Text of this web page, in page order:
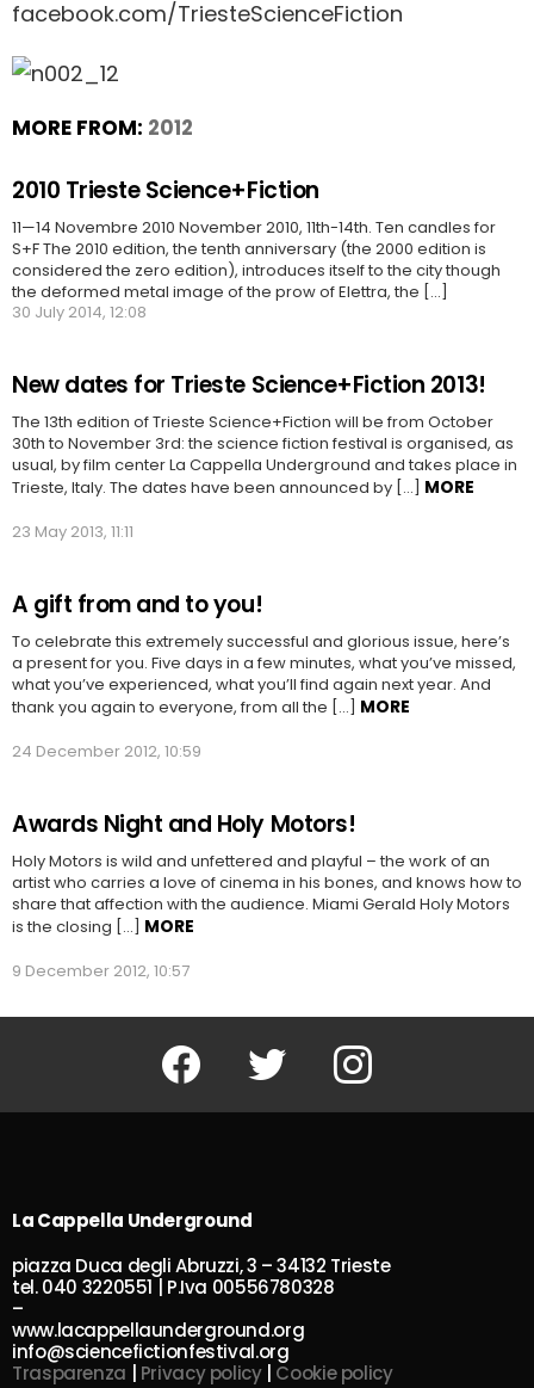
facebook.com/TriesteScienceFiction
MORE FROM: 2012
2010 Trieste Science+Fiction
11—14 Novembre 2010 November 2010, 11th-14th. Ten candles for
S+F The 2010 edition, the tenth anniversary (the 2000 edition is
considered the zero edition), introduces itself to the city though
the deformed metal image of the prow of Elettra, the [...]
30 July 2014, 12:08
New dates for Trieste Science+Fiction 2013!
The 13th edition of Trieste Science+Fiction will be from October
30th to November 3rd: the science fiction festival is organised, as
usual, by film center La Cappella Underground and takes place in
Trieste, Italy. The dates have been announced by […] MORE
23 May 2013, 11:11
A gift from and to you!
To celebrate this extremely successful and glorious issue, here’s
a present for you. Five days in a few minutes, what you’ve missed,
what you’ve experienced, what you’ll find again next year. And
thank you again to everyone, from all the […] MORE
24 December 2012, 10:59
Awards Night and Holy Motors!
Holy Motors is wild and unfettered and playful – the work of an
artist who carries a love of cinema in his bones, and knows how to
share that affection with the audience. Miami Gerald Holy Motors
is the closing […] MORE
9 December 2012, 10:57
Facebook Twitter Instagram
La Cappella Underground
piazza Duca degli Abruzzi, 3 – 34132 Trieste
tel. 040 3220551 | P.Iva 00556780328
–
www.lacappellaunderground.org
info@sciencefictionfestival.org
Trasparenza
Privacy policy| Cookie policy